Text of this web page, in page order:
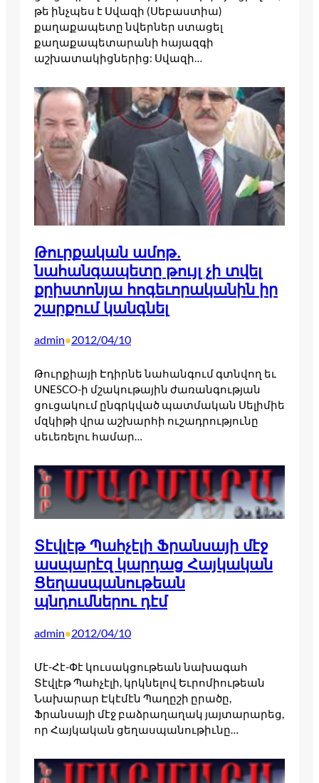
թե ինչպես է Սվազի (Սեբաստիա)
քաղաքապետը նվերներ ստացել
քաղաքապետարանի հայազգի
աշխատակիցներից: Սվազի…
Թուրքական ամոթ.
նահանգապետը թույլ չի տվել
քրիստոնյա հոգեւորականին իր
շարքում կանգնել
admin•2012/04/10
Թուրքիայի Էդիրնե նահանգում գտնվող եւ
UNESCO-ի մշակութային ժառանգության
ցուցակում ընգրկված պատմական Սելիմիե
մզկիթի վրա աշխարհի ուշադրությունը
սեւեռելու համար…
Տէվլէթ Պահչէլի Ֆրանսայի մէջ
ասպարէզ կարդաց Հայկական
Ցեղասպանութեան
պնդումներու դէմ
admin•2012/04/10
Մէ-Հէ-Փէ կուսակցութեան նախագահ
Տէվլէթ Պահչէլի, կրկնելով Եւրոմիութեան
Նախարար Էկէմէն Պաղըշի ըրածը,
Ֆրանսայի մէջ բաձրաղաղակ յայտարարեց,
որ Հայկական ցեղասպանութիւնը…